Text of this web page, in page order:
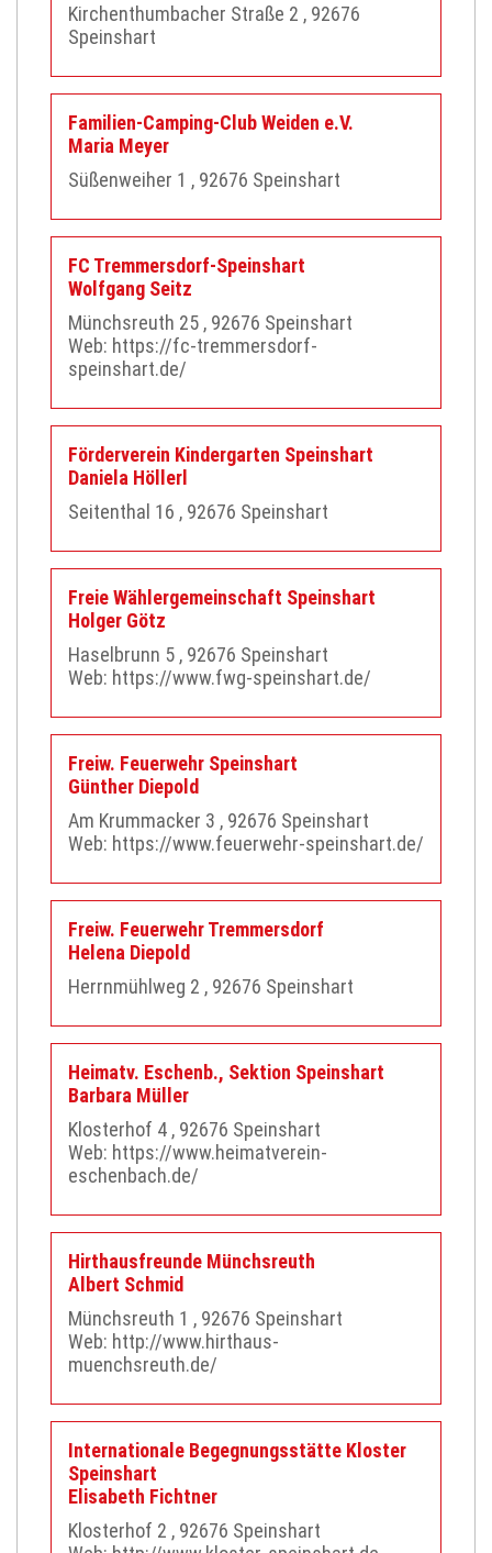
Kirchenthumbacher Straße 2 , 92676
Speinshart
Familien-Camping-Club Weiden e.V.
Maria Meyer
Süßenweiher 1 , 92676 Speinshart
FC Tremmersdorf-Speinshart
Wolfgang Seitz
Münchsreuth 25 , 92676 Speinshart
Web: https://fc-tremmersdorf-
speinshart.de/
Förderverein Kindergarten Speinshart
Daniela Höllerl
Seitenthal 16 , 92676 Speinshart
Freie Wählergemeinschaft Speinshart
Holger Götz
Haselbrunn 5 , 92676 Speinshart
Web: https://www.fwg-speinshart.de/
Freiw. Feuerwehr Speinshart
Günther Diepold
Am Krummacker 3 , 92676 Speinshart
Web: https://www.feuerwehr-speinshart.de/
Freiw. Feuerwehr Tremmersdorf
Helena Diepold
Herrnmühlweg 2 , 92676 Speinshart
Heimatv. Eschenb., Sektion Speinshart
Barbara Müller
Klosterhof 4 , 92676 Speinshart
Web: https://www.heimatverein-
eschenbach.de/
Hirthausfreunde Münchsreuth
Albert Schmid
Münchsreuth 1 , 92676 Speinshart
Web: http://www.hirthaus-
muenchsreuth.de/
Internationale Begegnungsstätte Kloster
Speinshart
Elisabeth Fichtner
Klosterhof 2 , 92676 Speinshart